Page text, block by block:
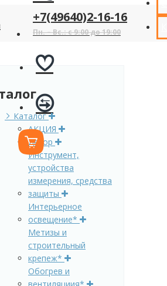
+7(49640)2-16-16
Пн. – Вс.: с 9:00 до 19:00
Каталог
АКЦИЯ
Декор
Инструмент,
устройства
измерения, средства
защиты
Интерьерное
освещение*
Метизы и
строительный
крепеж*
Обогрев и